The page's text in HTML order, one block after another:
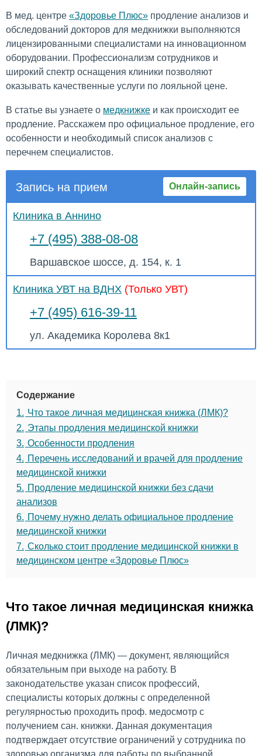
В мед. центре «Здоровье Плюс» продление анализов и
обследований докторов для медкнижки выполняются
лицензированными специалистами на инновационном
оборудовании. Профессионализм сотрудников и
широкий спектр оснащения клиники позволяют
оказывать качественные услуги по лояльной цене.
В статье вы узнаете о медкнижке и как происходит ее
продление. Расскажем про официальное продление, его
особенности и необходимый список анализов с
перечнем специалистов.
Запись на прием Онлайн-запись
Клиника в Аннино
+7 (495) 388-08-08
Варшавское шоссе, д. 154, к. 1
Клиника УВТ на ВДНХ (Только УВТ)
+7 (495) 616-39-11
ул. Академика Королева 8к1
Содержание
1. Что такое личная медицинская книжка (ЛМК)?
2. Этапы продления медицинской книжки
3. Особенности продления
4. Перечень исследований и врачей для продление
медицинской книжки
5. Продление медицинской книжки без сдачи
анализов
6. Почему нужно делать официальное продление
медицинской книжки
7. Сколько стоит продление медицинской книжки в
медицинском центре «Здоровье Плюс»
Что такое личная медицинская книжка
(ЛМК)?
Личная медкнижка (ЛМК) — документ, являющийся
обязательным при выходе на работу. В
законодательстве указан список профессий,
специалисты которых должны с определенной
регулярностью проходить проф. медосмотр с
получением сан. книжки. Данная документация
подтверждает отсутствие ограничений у сотрудника по